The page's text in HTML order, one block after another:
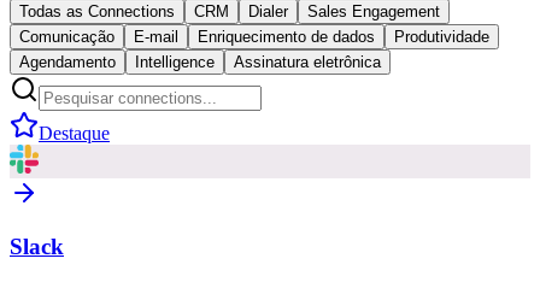
Todas as Connections CRM Dialer
Sales Engagement
Comunicação
E-mail Enriquecimento de dados
Produtividade
Agendamento
Intelligence Assinatura eletrônica
Destaque
Slack